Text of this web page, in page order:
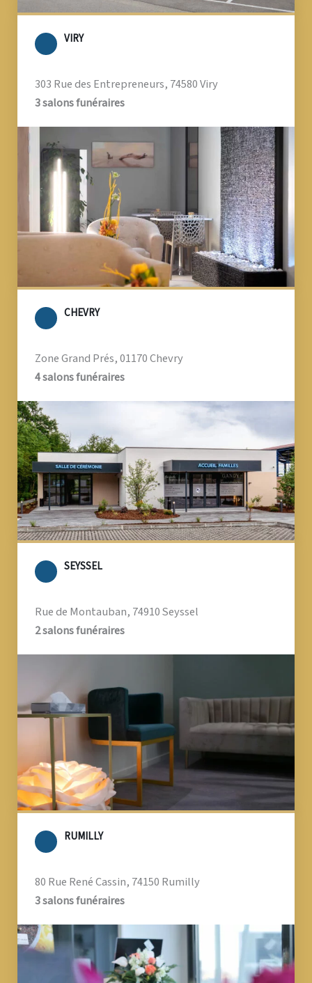
VIRY
303 Rue des Entrepreneurs, 74580 Viry
3 salons funéraires
CHEVRY
Zone Grand Prés, 01170 Chevry
4 salons funéraires
SEYSSEL
Rue de Montauban, 74910 Seyssel
2 salons funéraires
RUMILLY
80 Rue René Cassin, 74150 Rumilly
3 salons funéraires